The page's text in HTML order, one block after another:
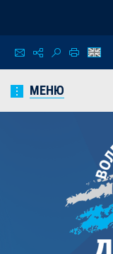
МЕНЮ